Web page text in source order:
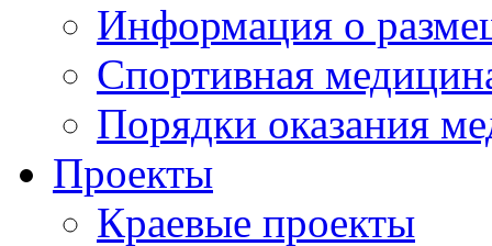
Информация о
Спортивная
Порядки оказания
Проекты
Краевые проекты